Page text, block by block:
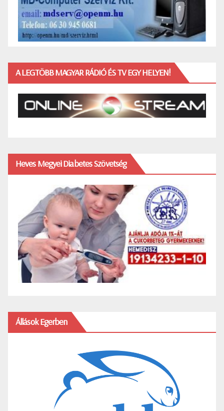
A LEGTÖBB MAGYAR RÁDIÓ ÉS TV EGY HELYEN!
Heves Megyei Diabetes Szövetség
Állások Egerben